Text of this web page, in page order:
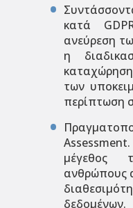
κατά
ανεύρεση
η
των
περίπτωση
μέγεθος
ανθρώπους
δεδομένων.